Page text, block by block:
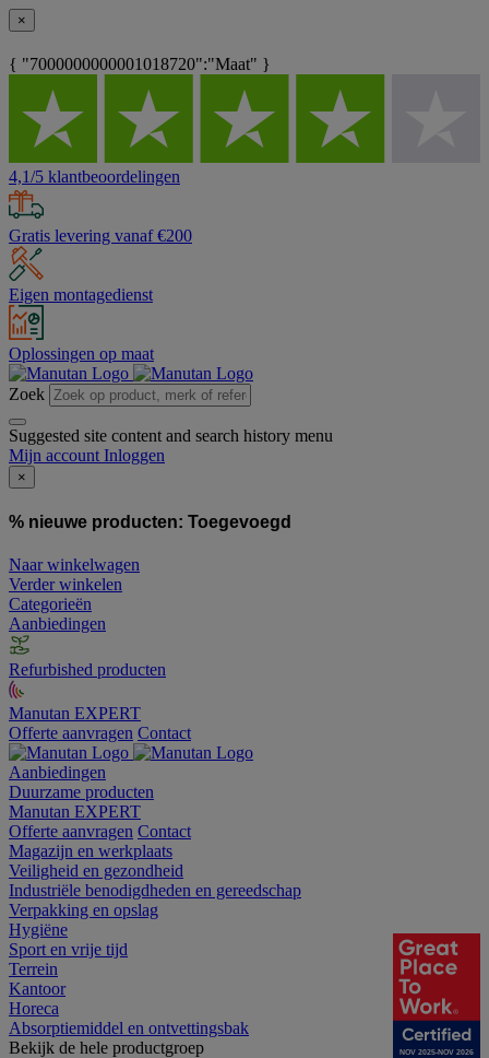
×
{ "7000000000001018720":"Maat" }
4,1/5 klantbeoordelingen
Gratis levering vanaf €200
Eigen montagedienst
Oplossingen op maat
Zoek
Suggested site content and search history menu
Mijn account Inloggen
×
% nieuwe producten: Toegevoegd
Naar winkelwagen
Verder winkelen
Categorieën
Aanbiedingen
Refurbished producten
Manutan EXPERT
Offerte aanvragen Contact
Aanbiedingen
Duurzame producten
Manutan EXPERT
Offerte aanvragen Contact
Magazijn en werkplaats
Veiligheid en gezondheid
Industriële benodigdheden en gereedschap
Verpakking en opslag
Hygiëne
Sport en vrije tijd
Terrein
Kantoor
Horeca
Absorptiemiddel en ontvettingsbak
Bekijk de hele productgroep
NOV 2025-NOV 2026